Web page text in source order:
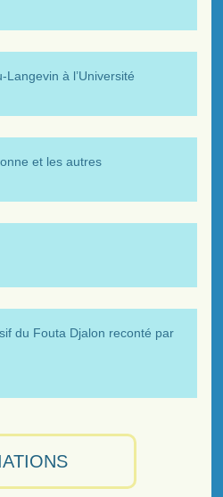
à l’Université
et les autres
du Fouta Djalon reconté par